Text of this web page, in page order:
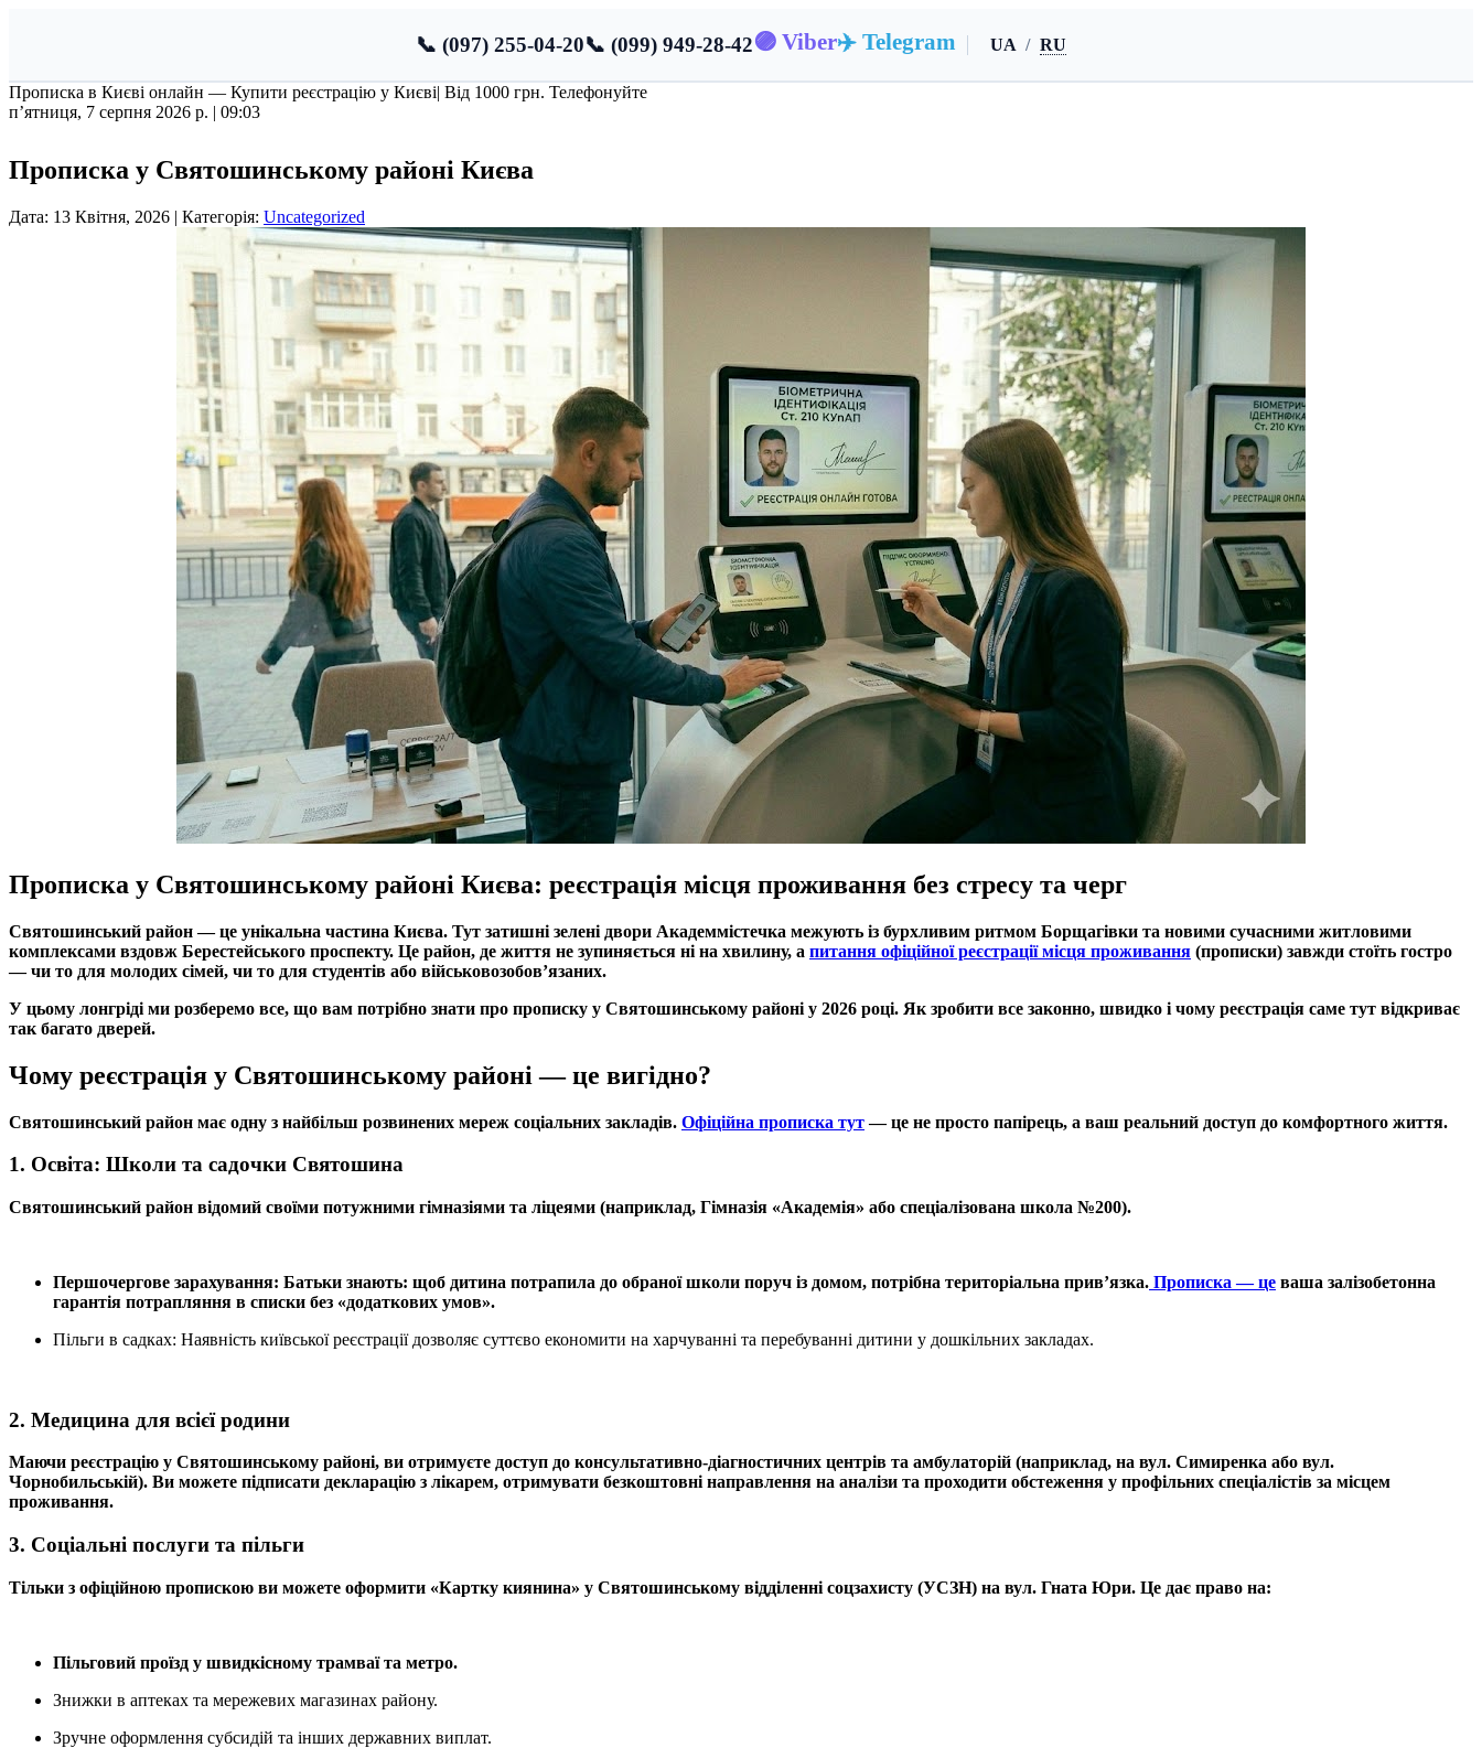
📞 (097) 255-04-20📞 (099) 949-28-42🟣 Viber✈️ Telegram UA / RU
Прописка в Києві онлайн — Купити реєстрацію у Києві| Від 1000 грн. Телефонуйте
пʼятниця, 7 серпня 2026 р. | 09:03
Прописка у Святошинському районі Києва
Дата: 13 Квітня, 2026 | Категорія: Uncategorized
Прописка у Святошинському районі Києва: реєстрація місця проживання без стресу та черг
Святошинський район — це унікальна частина Києва. Тут затишні зелені двори Академмістечка межують із бурхливим ритмом Борщагівки та новими сучасними житловими
комплексами вздовж Берестейського проспекту. Це район, де життя не зупиняється ні на хвилину, а питання офіційної реєстрації місця проживання (прописки) завжди стоїть гостро
— чи то для молодих сімей, чи то для студентів або військовозобов’язаних.
У цьому лонгріді ми розберемо все, що вам потрібно знати про прописку у Святошинському районі у 2026 році. Як зробити все законно, швидко і чому реєстрація саме тут відкриває
так багато дверей.
Чому реєстрація у Святошинському районі — це вигідно?
Святошинський район має одну з найбільш розвинених мереж соціальних закладів. Офіційна прописка тут— це не просто папірець, а ваш реальний доступ до комфортного життя.
1. Освіта: Школи та садочки Святошина
Святошинський район відомий своїми потужними гімназіями та ліцеями (наприклад, Гімназія «Академія» або спеціалізована школа №200).
Першочергове зарахування: Батьки знають: щоб дитина потрапила до обраної школи поруч із домом, потрібна територіальна прив’язка. Прописка — це ваша залізобетонна
гарантія потрапляння в списки без «додаткових умов».
Пільги в садках: Наявність київської реєстрації дозволяє суттєво економити на харчуванні та перебуванні дитини у дошкільних закладах.
2. Медицина для всієї родини
Маючи реєстрацію у Святошинському районі, ви отримуєте доступ до консультативно-діагностичних центрів та амбулаторій (наприклад, на вул. Симиренка або вул.
Чорнобильській). Ви можете підписати декларацію з лікарем, отримувати безкоштовні направлення на аналізи та проходити обстеження у профільних спеціалістів за місцем
проживання.
3. Соціальні послуги та пільги
Тільки з офіційною пропискою ви можете оформити «Картку киянина» у Святошинському відділенні соцзахисту (УСЗН) на вул. Гната Юри. Це дає право на:
Пільговий проїзд у швидкісному трамваї та метро.
Знижки в аптеках та мережевих магазинах району.
Зручне оформлення субсидій та інших державних виплат.